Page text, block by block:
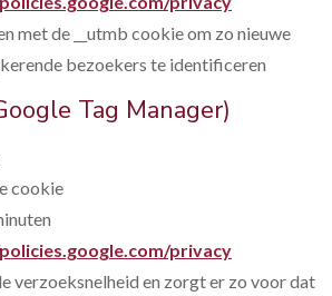
met de __utmb cookie om zo nieuwe
bezoekers te identificeren
Tag Manager)
cookie
privacy
verzoeksnelheid en zorgt er zo voor dat